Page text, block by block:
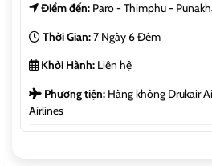
Điểm đến:Paro - Thimphu -
Thời Gian:7 Ngày 6 Đêm
Khởi Hành:Liên hệ
Phương tiện:Hàng không Drukair
Airlines